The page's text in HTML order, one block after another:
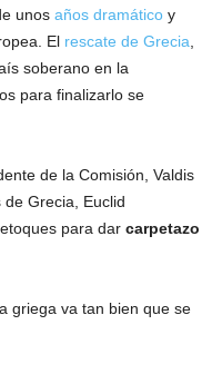
unos años dramático y
El rescate de Grecia,
soberano en la
para finalizarlo se
de la Comisión, Valdis
Grecia, Euclid
para dar carpetazo
griega va tan bien que se